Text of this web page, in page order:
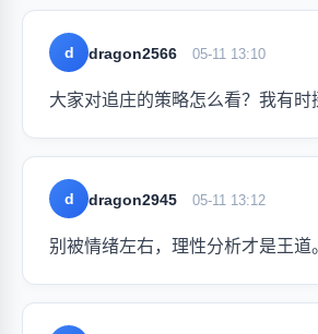
d dragon2566 05-11 13:10
大家对追庄的策略怎么看？我有时
d dragon2945 05-11 13:12
别被情绪左右，理性分析才是王道